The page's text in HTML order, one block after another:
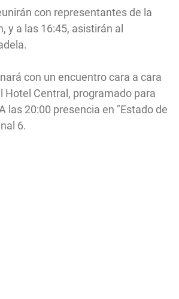
con representantes de la
y a las 16:45, asistirán al
con un encuentro cara a cara
Hotel Central, programado para
las 20:00 presencia en "Estado de
6.